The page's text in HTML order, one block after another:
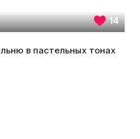
14
в пастельных тонах